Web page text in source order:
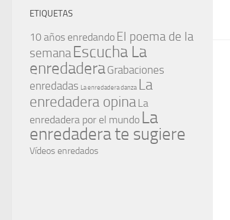
ETIQUETAS
10 años enredando El poema de la
semana Escucha La
enredaderaGrabaciones
enredadas La enredadera danza La
enredadera opina La
enredadera por el mundo La
enredadera te sugiere
Vídeos enredados